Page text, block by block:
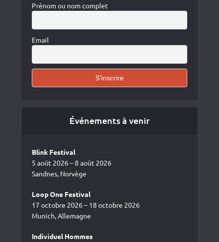
Prénom ou nom complet
Email
Événements à venir
Blink Festival
5 août 2026 – 8 août 2026
Sandnes, Norvège
Loop One Festival
17 octobre 2026 – 18 octobre 2026
Munich, Allemagne
Individuel Hommes